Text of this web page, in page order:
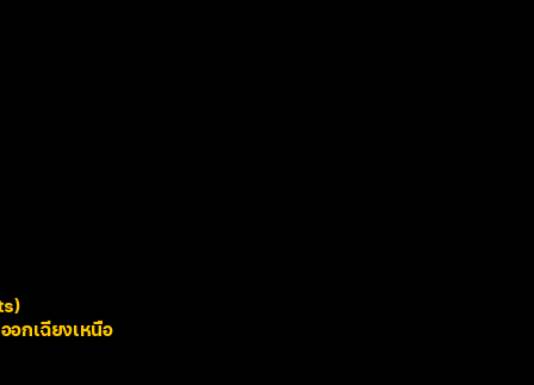
อกเฉียงเหนือ